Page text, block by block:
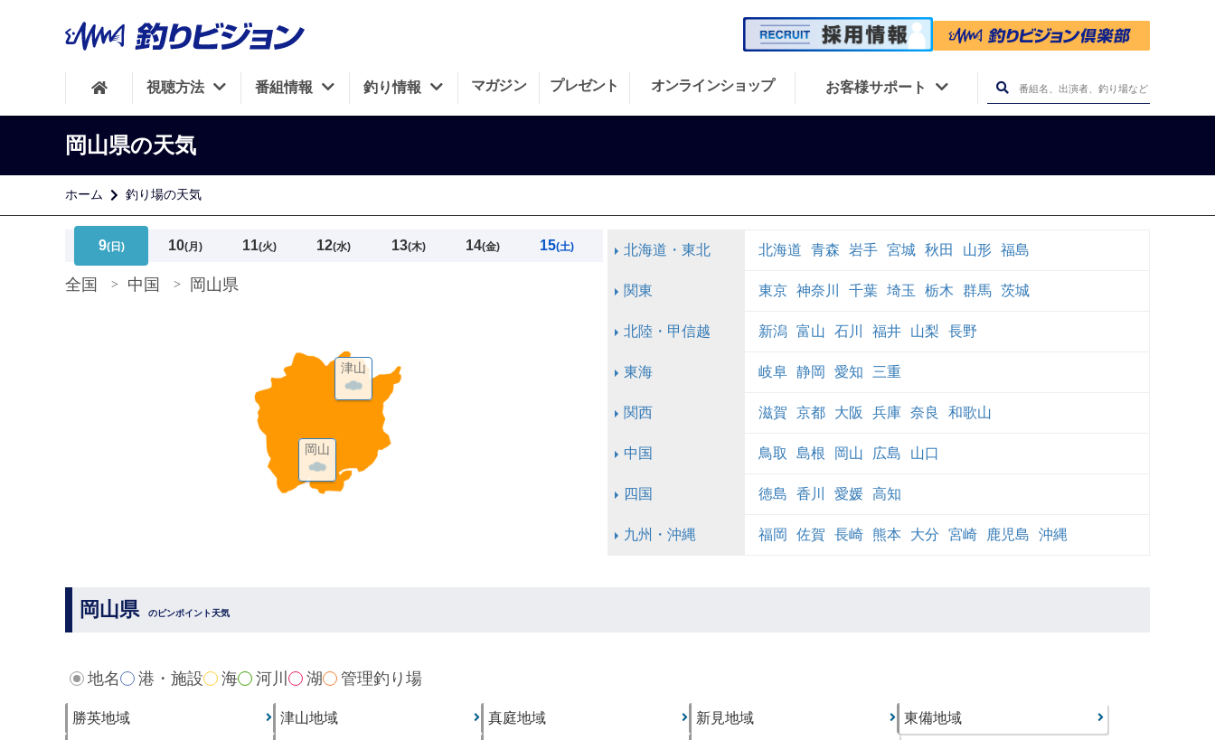
視聴方法 番組情報 釣り情報 マガジン プレゼント オンラインショップ お客様サポート
岡山県の天気
ホーム 釣り場の天気
9(日) 10(月) 11(火) 12(水) 13(木) 14(金) 15(土)
全国 中国 岡山県
岡山
津山
北海道・東北 北海道 青森 岩手 宮城 秋田 山形 福島
関東 東京 神奈川 千葉 埼玉 栃木 群馬 茨城
北陸・甲信越 新潟 富山 石川 福井 山梨 長野
東海 岐阜 静岡 愛知 三重
関西 滋賀 京都 大阪 兵庫 奈良 和歌山
中国 鳥取 島根 岡山 広島 山口
四国 徳島 香川 愛媛 高知
九州・沖縄 福岡 佐賀 長崎 熊本 大分 宮崎 鹿児島 沖縄
岡山県 のピンポイント天気
地名 港・施設 海 河川 湖 管理釣り場
勝英地域 津山地域 真庭地域 新見地域
東備地域